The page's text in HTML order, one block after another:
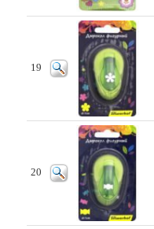
19
20